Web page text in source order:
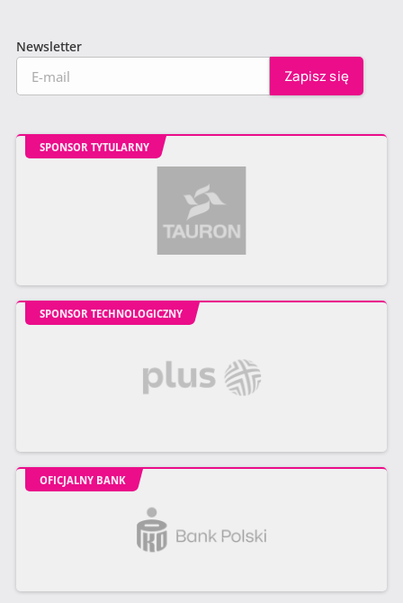
Newsletter
SPONSOR TYTULARNY
SPONSOR TECHNOLOGICZNY
OFICJALNY BANK